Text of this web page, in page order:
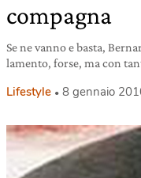
compagna
Se ne vanno e basta,
lamento, forse, ma con
Lifestyle 8 gennaio